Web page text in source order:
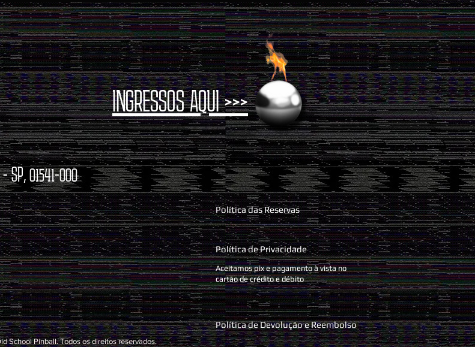
INGRESSOS AQUI >>>
SP, 01541-000
School Pinball. Todos os direitos reservados.
Política das Reservas
Política de Privacidade
Aceitamos pix e pagamento à vista no
cartão de crédito e débito
Política de Devolução e Reembolso